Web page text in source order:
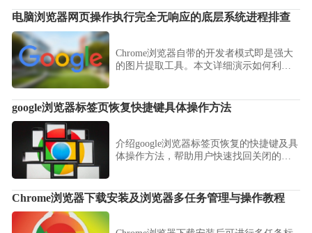
电脑浏览器网页操作执行完全无响应的底层系统进程排查
Chrome浏览器自带的开发者模式即是强大
的图片提取工具。本文详细演示如何利用
装任何插件，即可安全获取高质量的图片
素材。
google浏览器标签页恢复快捷键具体操作方法
介绍google浏览器标签页恢复的快捷键及具
体操作方法，帮助用户快速找回关闭的标
Chrome浏览器下载安装及浏览器多任务管理与操作教程